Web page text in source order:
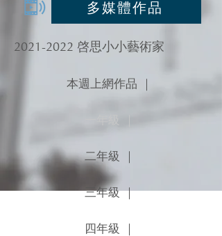
多媒體作品
2021-2022 啓思小小藝術家
本週上網作品 ｜
二年級 ｜
三年級 ｜
四年級 ｜